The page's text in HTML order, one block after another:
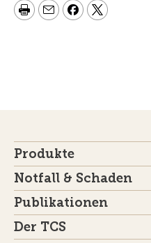
Produkte
Notfall & Schaden
Publikationen
Der TCS